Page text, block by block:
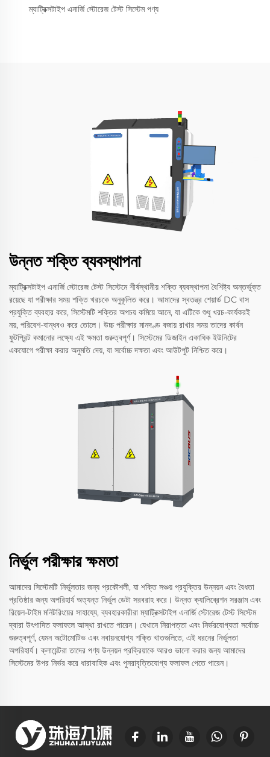
ম্যাট্রিক্সটাইপ এনার্জি স্টোরেজ টেস্ট সিস্টেম পণ্য
উন্নত শক্তি ব্যবস্থাপনা
ম্যাট্রিক্সটাইপ এনার্জি স্টোরেজ টেস্ট সিস্টেমে শীর্ষস্থানীয় শক্তি ব্যবস্থাপনা বৈশিষ্ট্য অন্তর্ভুক্ত
রয়েছে যা পরীক্ষার সময় শক্তি খরচকে অনুকূলিত করে। আমাদের স্বতন্ত্র শেয়ার্ড DC বাস
প্রযুক্তি ব্যবহার করে, সিস্টেমটি শক্তির অপচয় কমিয়ে আনে, যা এটিকে শুধু খরচ-কার্যকরই
নয়, পরিবেশ-বান্ধবও করে তোলে। উচ্চ পরীক্ষার মানদণ্ড বজায় রাখার সময় তাদের কার্বন
ফুটপ্রিন্ট কমানোর লক্ষ্যে এই ক্ষমতা গুরুত্বপূর্ণ। সিস্টেমের ডিজাইন একাধিক ইউনিটের
একযোগে পরীক্ষা করার অনুমতি দেয়, যা সর্বোচ্চ দক্ষতা এবং আউটপুট নিশ্চিত করে।
নির্ভুল পরীক্ষার ক্ষমতা
আমাদের সিস্টেমটি নির্ভুলতার জন্য প্রকৌশলী, যা শক্তি সঞ্চয় প্রযুক্তির উন্নয়ন এবং বৈধতা
প্রতিষ্ঠার জন্য অপরিহার্য অত্যন্ত নির্ভুল ডেটা সরবরাহ করে। উন্নত ক্যালিব্রেশন সরঞ্জাম এবং
রিয়েল-টাইম মনিটরিংয়ের সাহায্যে, ব্যবহারকারীরা ম্যাট্রিক্সটাইপ এনার্জি স্টোরেজ টেস্ট সিস্টেম
দ্বারা উৎপাদিত ফলাফলে আস্থা রাখতে পারেন। যেখানে নিরাপত্তা এবং নির্ভরযোগ্যতা সর্বোচ্চ
গুরুত্বপূর্ণ, যেমন অটোমোটিভ এবং নবায়নযোগ্য শক্তি খাতগুলিতে, এই ধরনের নির্ভুলতা
অপরিহার্য। ক্লায়েন্টরা তাদের পণ্য উন্নয়ন প্রক্রিয়াকে আরও ভালো করার জন্য আমাদের
সিস্টেমের উপর নির্ভর করে ধারাবাহিক এবং পুনরাবৃত্তিযোগ্য ফলাফল পেতে পারেন।